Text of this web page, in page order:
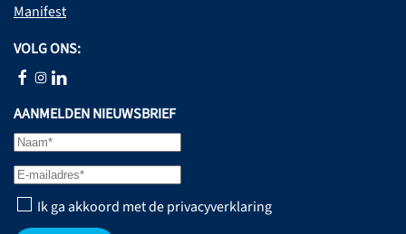
Manifest
VOLG ONS:
AANMELDEN NIEUWSBRIEF
Ik ga akkoord met de privacyverklaring